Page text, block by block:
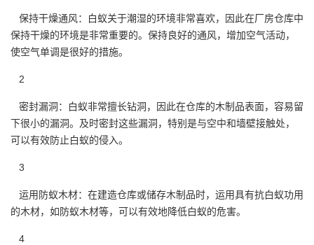
保持干燥通风：白蚁关于潮湿的环境非常喜欢，因此在厂房仓库中
保持干燥的环境是非常重要的。保持良好的通风，增加空气活动，
使空气单调是很好的措施。
2
密封漏洞：白蚁非常擅长钻洞，因此在仓库的木制品表面，容易留
下很小的漏洞。及时密封这些漏洞，特别是与空中和墙壁接触处，
可以有效防止白蚁的侵入。
3
运用防蚁木材：在建造仓库或储存木制品时，运用具有抗白蚁功用
的木材，如防蚁木材等，可以有效地降低白蚁的危害。
4